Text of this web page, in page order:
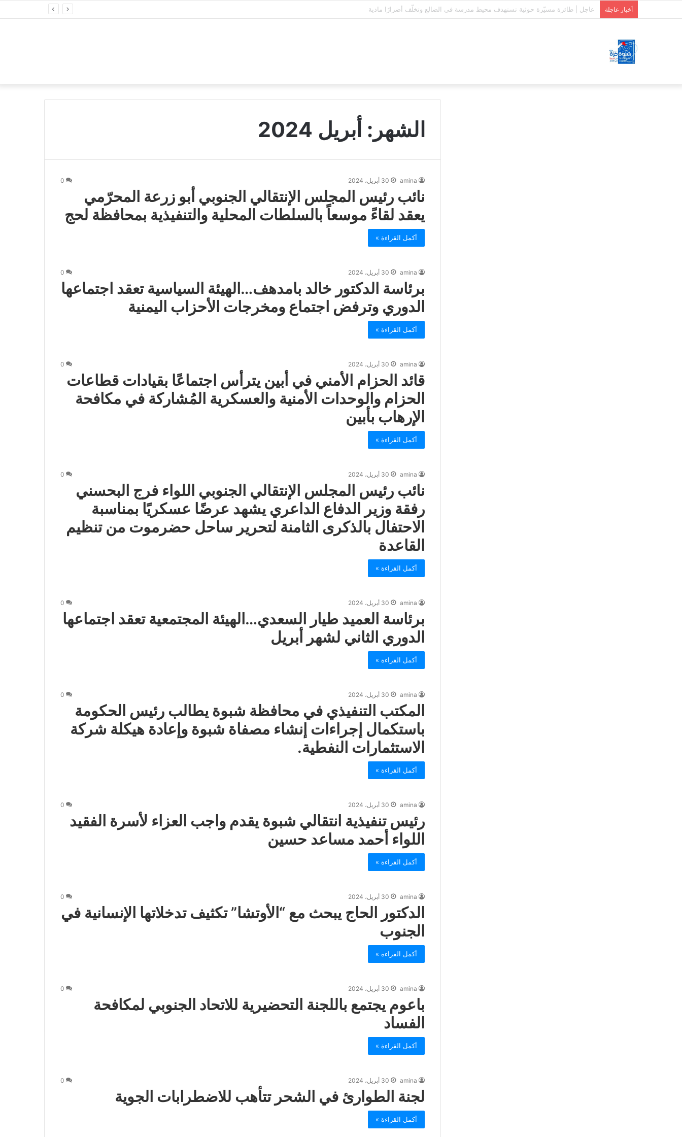
أخبار عاجلة استشهاد وإصابة 7 جنود من دفاع شبوة بقصف حوثي على حريب
الشهر: أبريل 2024
amina 30 أبريل، 2024 0
نائب رئيس المجلس الإنتقالي الجنوبي أبو زرعة المحرّمي
يعقد لقاءً موسعاً بالسلطات المحلية والتنفيذية بمحافظة لحج
أكمل القراءة »
amina 30 أبريل، 2024 0
برئاسة الدكتور خالد بامدهف…الهيئة السياسية تعقد اجتماعها
الدوري وترفض اجتماع ومخرجات الأحزاب اليمنية
أكمل القراءة »
amina 30 أبريل، 2024 0
قائد الحزام الأمني في أبين يترأس اجتماعًا بقيادات قطاعات
الحزام والوحدات الأمنية والعسكرية المُشاركة في مكافحة
الإرهاب بأبين
أكمل القراءة »
amina 30 أبريل، 2024 0
نائب رئيس المجلس الإنتقالي الجنوبي اللواء فرج البحسني
رفقة وزير الدفاع الداعري يشهد عرضًا عسكريًا بمناسبة
الاحتفال بالذكرى الثامنة لتحرير ساحل حضرموت من تنظيم
القاعدة
أكمل القراءة »
amina 30 أبريل، 2024 0
برئاسة العميد طيار السعدي…الهيئة المجتمعية تعقد اجتماعها
الدوري الثاني لشهر أبريل
أكمل القراءة »
amina 30 أبريل، 2024 0
المكتب التنفيذي في محافظة شبوة يطالب رئيس الحكومة
باستكمال إجراءات إنشاء مصفاة شبوة وإعادة هيكلة شركة
الاستثمارات النفطية.
أكمل القراءة »
amina 30 أبريل، 2024 0
رئيس تنفيذية انتقالي شبوة يقدم واجب العزاء لأسرة الفقيد
اللواء أحمد مساعد حسين
أكمل القراءة »
amina 30 أبريل، 2024 0
الدكتور الحاج يبحث مع “الأوتشا” تكثيف تدخلاتها الإنسانية في
الجنوب
أكمل القراءة »
amina 30 أبريل، 2024 0
باعوم يجتمع باللجنة التحضيرية للاتحاد الجنوبي لمكافحة
الفساد
أكمل القراءة »
amina 30 أبريل، 2024 0
لجنة الطوارئ في الشحر تتأهب للاضطرابات الجوية
أكمل القراءة »